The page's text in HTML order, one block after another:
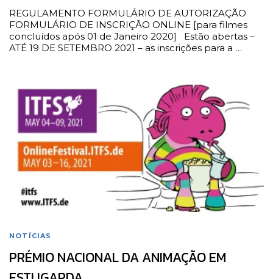
REGULAMENTO FORMULÁRIO DE AUTORIZAÇÃO
FORMULÁRIO DE INSCRIÇÃO ONLINE [para filmes
concluídos após 01 de Janeiro 2020] Estão abertas –
ATÉ 19 DE SETEMBRO 2021 – as inscrições para a …
NOTÍCIAS
PRÉMIO NACIONAL DA ANIMAÇÃO EM